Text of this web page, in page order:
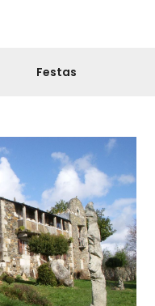
Festas